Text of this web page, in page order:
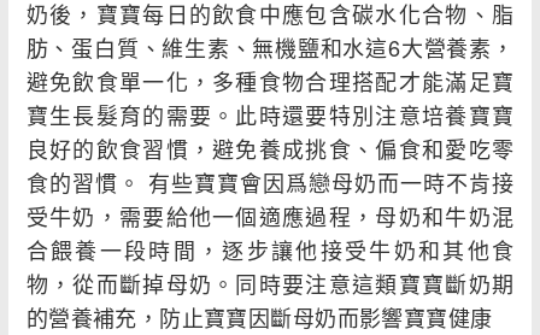
奶後，寶寶每日的飲食中應包含碳水化合物、脂
肪、蛋白質、維生素、無機鹽和水這6大營養素，
避免飲食單一化，多種食物合理搭配才能滿足寶
寶生長髮育的需要。此時還要特別注意培養寶寶
良好的飲食習慣，避免養成挑食、偏食和愛吃零
食的習慣。 有些寶寶會因爲戀母奶而一時不肯接
受牛奶，需要給他一個適應過程，母奶和牛奶混
合餵養一段時間，逐步讓他接受牛奶和其他食
物，從而斷掉母奶。同時要注意這類寶寶斷奶期
的營養補充，防止寶寶因斷母奶而影響寶寶健康